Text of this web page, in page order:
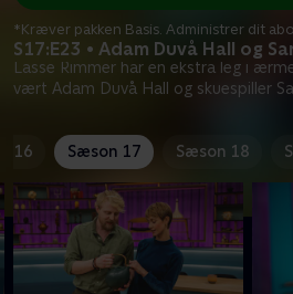
S17:E23 • Adam Duvå Hall og
Lasse Rimmer har en ekstra leg i
vært Adam Duvå Hall og skuespiller
*Kræver pakken Basis. Administrer dit
16 Sæson 17 Sæson 18